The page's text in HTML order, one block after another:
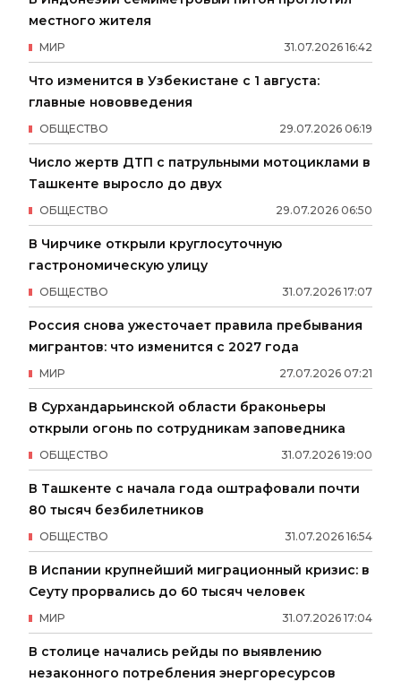
местного жителя
31.07.2026 16:42
МИР
Что изменится в Узбекистане с 1 августа:
главные нововведения
29.07.2026 06:19
ОБЩЕСТВО
Число жертв ДТП с патрульными мотоциклами в
Ташкенте выросло до двух
29.07.2026 06:50
ОБЩЕСТВО
В Чирчике открыли круглосуточную
гастрономическую улицу
31.07.2026 17:07
ОБЩЕСТВО
Россия снова ужесточает правила пребывания
мигрантов: что изменится с 2027 года
27.07.2026 07:21
МИР
В Сурхандарьинской области браконьеры
открыли огонь по сотрудникам заповедника
31.07.2026 19:00
ОБЩЕСТВО
В Ташкенте с начала года оштрафовали почти
80 тысяч безбилетников
31.07.2026 16:54
ОБЩЕСТВО
В Испании крупнейший миграционный кризис: в
Сеуту прорвались до 60 тысяч человек
31.07.2026 17:04
МИР
В столице начались рейды по выявлению
незаконного потребления энергоресурсов